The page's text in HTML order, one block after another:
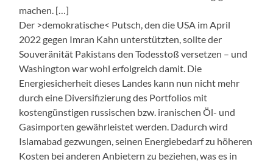
machen. […]
Der >demokratische< Putsch, den die USA im April
2022 gegen Imran Kahn unterstützten, sollte der
Souveränität Pakistans den Todesstoß versetzen – und
Washington war wohl erfolgreich damit. Die
Energiesicherheit dieses Landes kann nun nicht mehr
durch eine Diversifizierung des Portfolios mit
kostengünstigen russischen bzw. iranischen Öl- und
Gasimporten gewährleistet werden. Dadurch wird
Islamabad gezwungen, seinen Energiebedarf zu höheren
Kosten bei anderen Anbietern zu beziehen, was es in